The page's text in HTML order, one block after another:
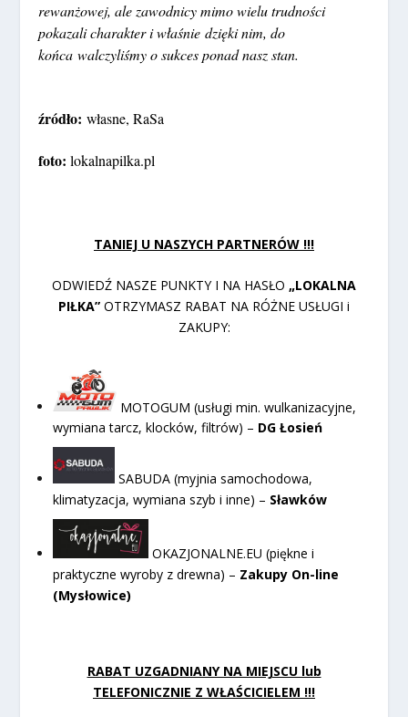
rewanżowej, ale zawodnicy mimo wielutrudności
pokazali charakter iwłaśnie dziękinim, do
końca walczyliśmyo sukces ponad nasz stan.
źródło:własne, RaSa
foto:lokalnapilka.pl
TANIEJ U NASZYCH PARTNERÓW !!!
ODWIEDŹ NASZE PUNKTY I NA HASŁO „LOKALNA
PIŁKA” OTRZYMASZ RABAT NA RÓŻNE USŁUGI i
ZAKUPY:
MOTOGUM (usługi min. wulkanizacyjne,
wymiana tarcz, klocków, filtrów) – DG Łosień
SABUDA (myjnia samochodowa,
klimatyzacja, wymiana szyb i inne) – Sławków
OKAZJONALNE.EU (piękne i
praktyczne wyroby z drewna) – Zakupy On-line
(Mysłowice)
RABAT UZGADNIANY NA MIEJSCU lub
TELEFONICZNIE Z WŁAŚCICIELEM !!!